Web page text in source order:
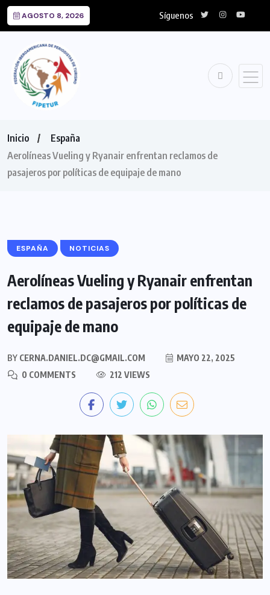
AGOSTO 8, 2026 Síguenos
Inicio
España
Aerolíneas Vueling y Ryanair enfrentan reclamos de
pasajeros por políticas de equipaje de mano
ESPAÑA NOTICIAS
Aerolíneas Vueling y Ryanair enfrentan
reclamos de pasajeros por políticas de
equipaje de mano
BY CERNA.DANIEL.DC@GMAIL.COM
MAYO 22, 2025
0 COMMENTS
212 VIEWS